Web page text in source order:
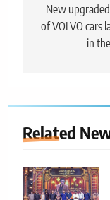
navigation
New
of VOLVO cars
in
Related